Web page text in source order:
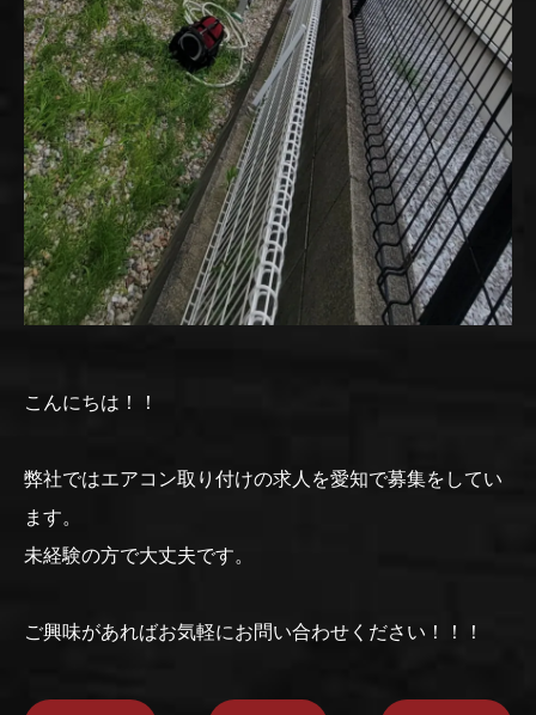
こんにちは！！
弊社ではエアコン取り付けの求人を愛知で募集をしてい
ます。
未経験の方で大丈夫です。
ご興味があればお気軽にお問い合わせください！！！